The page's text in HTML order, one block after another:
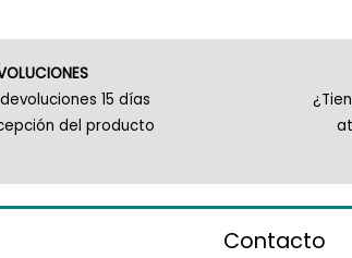
15 días
del producto
Contacto